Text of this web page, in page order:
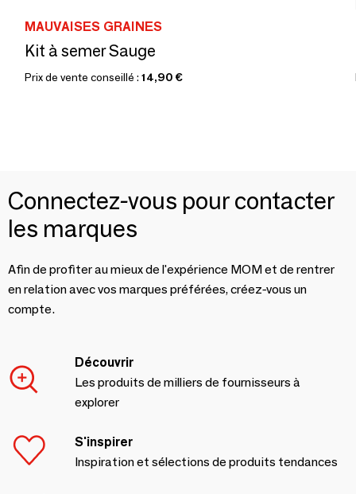
MAUVAISES GRAINES
Kit à semer Sauge
Prix de vente conseillé : 14,90 €
Connectez-vous pour contacter
les marques
Afin de profiter au mieux de l'expérience MOM et de rentrer
en relation avec vos marques préférées, créez-vous un
compte.
Découvrir
Les produits de milliers de fournisseurs à
explorer
S'inspirer
Inspiration et sélections de produits tendances